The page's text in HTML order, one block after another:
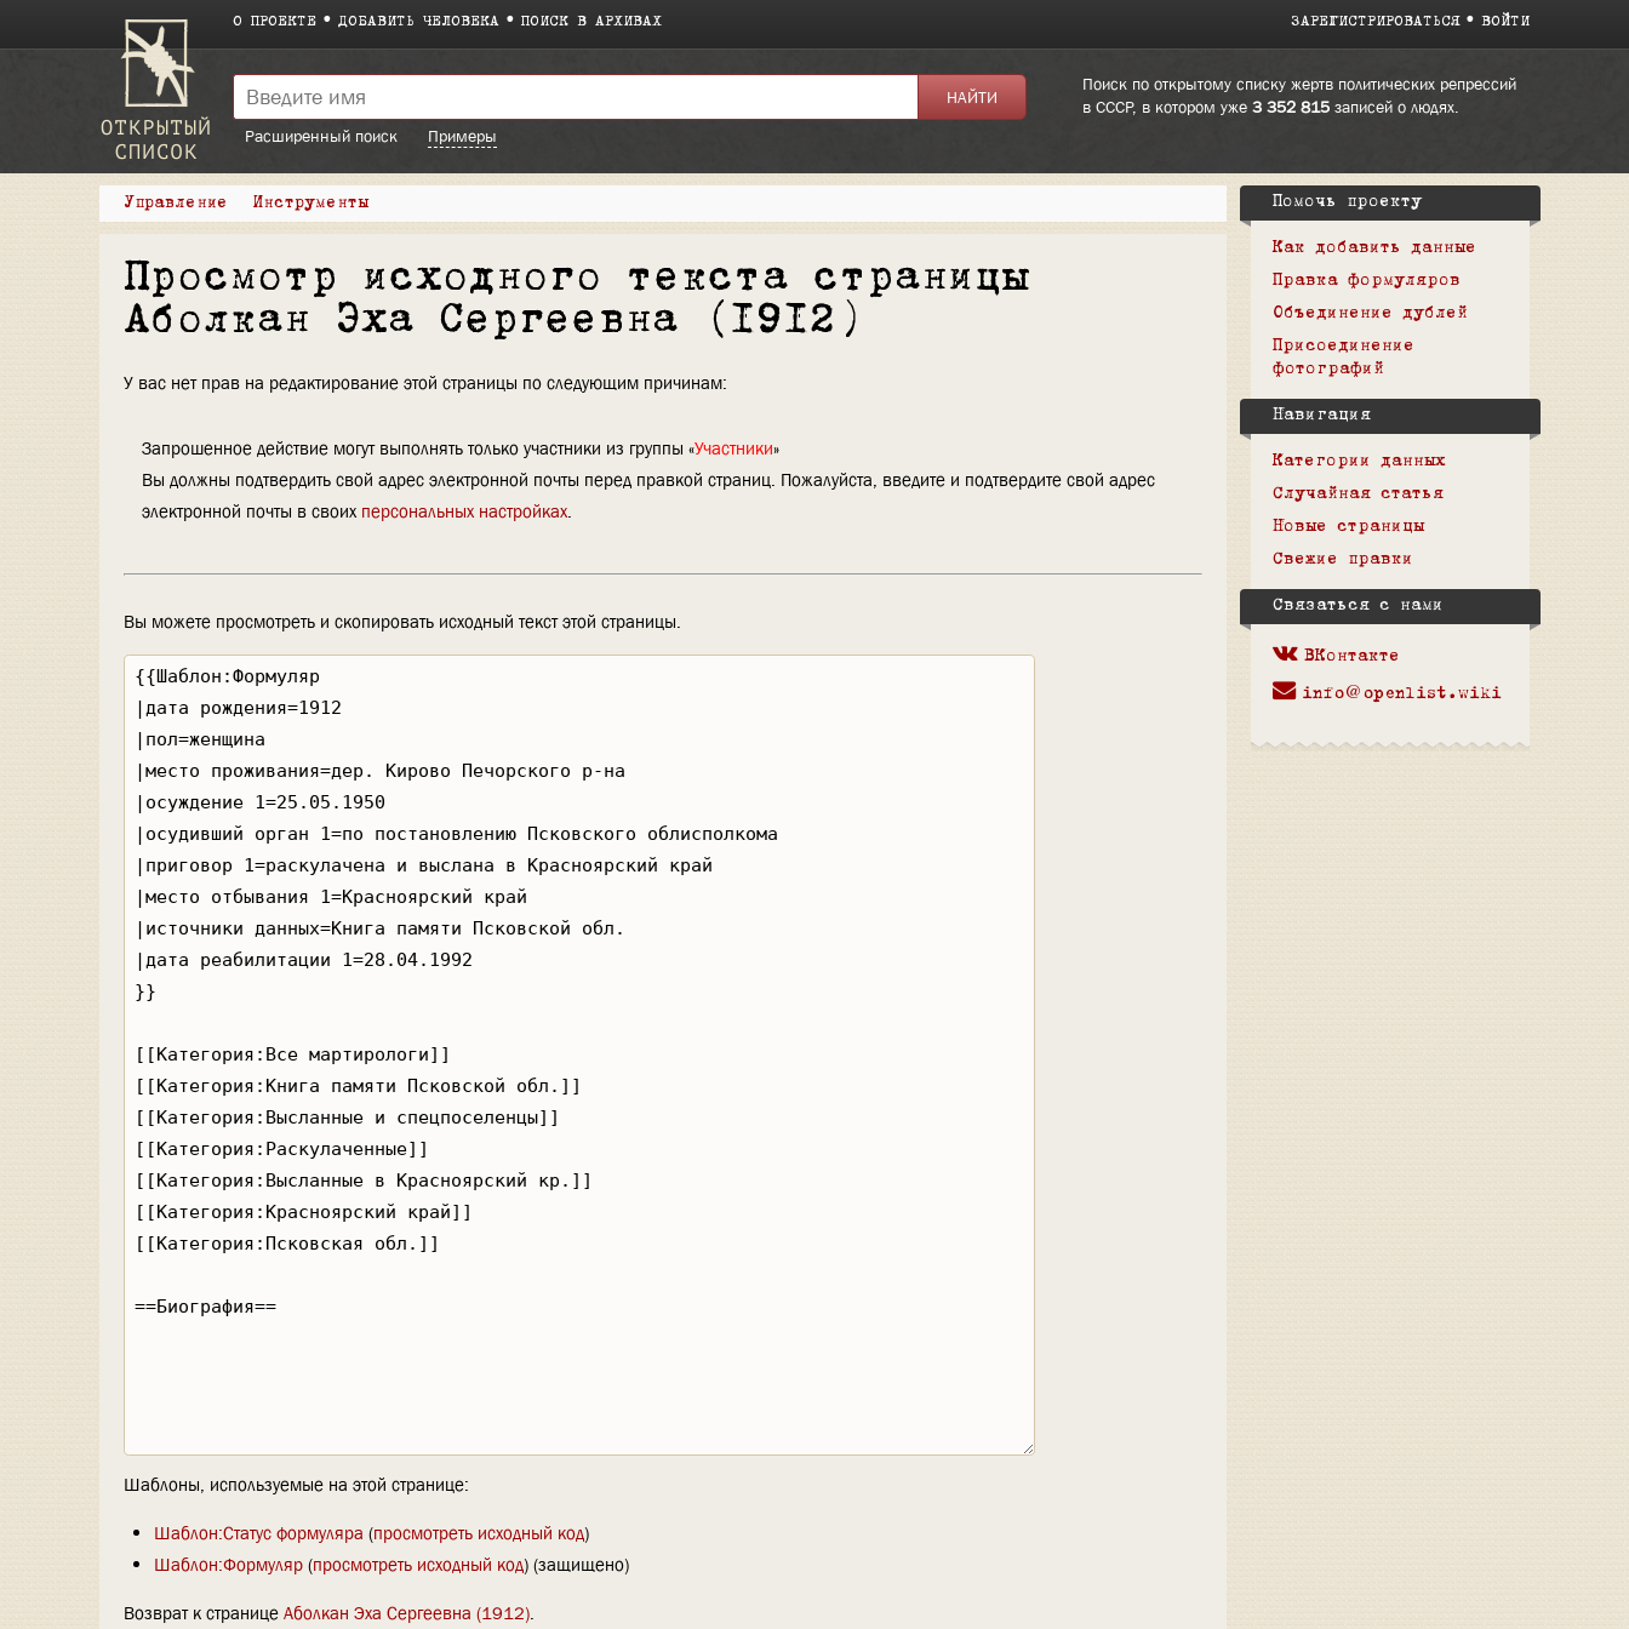
О ПРОЕКТЕ ДОБАВИТЬ ЧЕЛОВЕКА ПОИСК В АРХИВАХ ЗАРЕГИСТРИРОВАТЬСЯ ВОЙТИ
Поиск по открытому списку жертв политических репрессий
в СССР, в котором уже 3 352 815записей о людях.
Расширенный поиск
Примеры
Управление Инструменты
Просмотр исходного текста страницы
Аболкан Эха Сергеевна (1912)
У вас нет прав на редактирование этой страницы по следующим причинам:
Запрошенное действие могут выполнять только участники из группы «Участники»
Вы должны подтвердить свой адрес электронной почты перед правкой страниц. Пожалуйста, введите и подтвердите свой адрес
электронной почты в своих персональных настройках.
Вы можете просмотреть и скопировать исходный текст этой страницы.
Шаблоны, используемые на этой странице:
Шаблон:Статус формуляра (просмотреть исходный код)
Шаблон:Формуляр(просмотреть исходный код) (защищено)
Возврат к странице Аболкан Эха Сергеевна (1912).
Помочь проекту
Как добавить данные
Правка формуляров
Объединение дублей
Присоединение
фотографий
Навигация
Категории данных
Случайная статья
Новые страницы
Свежие правки
Связаться с нами
ВКонтакте
info@openlist.wiki